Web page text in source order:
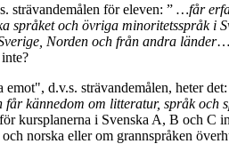
strävandemålen för eleven: ” …får
språket och övriga minoritetsspråk i
Norden och från andra länder
d.v.s. strävandemålen, heter det:
kännedom om litteratur, språk och
kursplanerna i Svenska A, B och C
norska eller om grannspråken